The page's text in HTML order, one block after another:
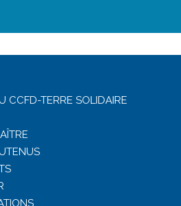
CCFD-TERRE SOLIDAIRE